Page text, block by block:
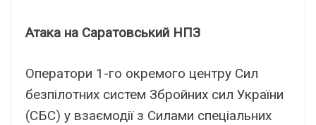
Атака на Саратовський НПЗ
Оператори 1-го окремого центру Сил
безпілотних систем Збройних сил України
(СБС) у взаємодії з Силами спеціальних